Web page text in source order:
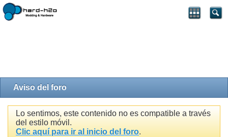
Aviso del foro
Lo sentimos, este contenido no es compatible a través
del estilo móvil.
Clic aquí para ir al inicio del foro.